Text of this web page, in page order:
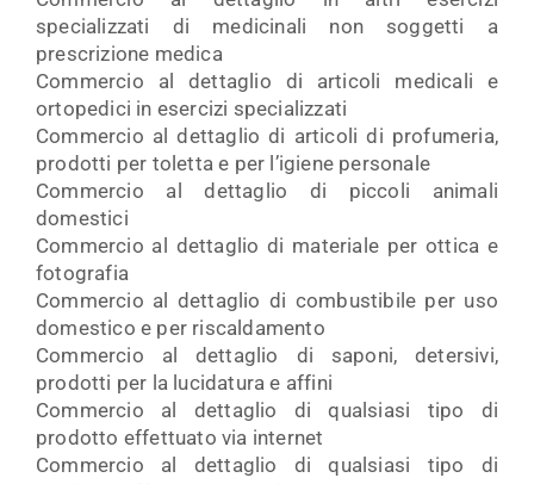
specializzati di medicinali non soggetti a
prescrizione medica
Commercio al dettaglio di articoli medicali e
ortopedici in esercizi specializzati
Commercio al dettaglio di articoli di profumeria,
prodotti per toletta e per l’igiene personale
Commercio al dettaglio di piccoli animali
domestici
Commercio al dettaglio di materiale per ottica e
fotografia
Commercio al dettaglio di combustibile per uso
domestico e per riscaldamento
Commercio al dettaglio di saponi, detersivi,
prodotti per la lucidatura e affini
Commercio al dettaglio di qualsiasi tipo di
prodotto effettuato via internet
Commercio al dettaglio di qualsiasi tipo di